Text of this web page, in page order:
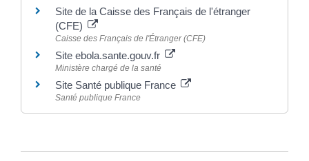
Site de la Caisse des Français de l'étranger
(CFE)
Caisse des Français de l'Étranger (CFE)
Site ebola.sante.gouv.fr
Ministère chargé de la santé
Site Santé publique France
Santé publique France